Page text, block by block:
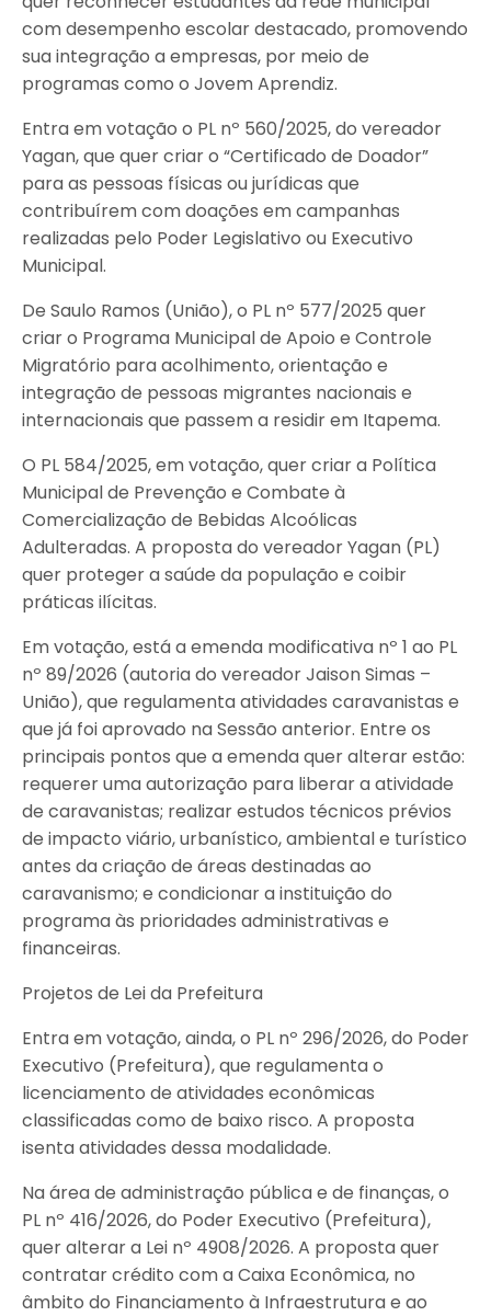
com desempenho escolar destacado, promovendo
sua integração a empresas, por meio de
programas como o Jovem Aprendiz.
Entra em votação o PL nº 560/2025, do vereador
Yagan, que quer criar o “Certificado de Doador”
para as pessoas físicas ou jurídicas que
contribuírem com doações em campanhas
realizadas pelo Poder Legislativo ou Executivo
Municipal.
De Saulo Ramos (União), o PL nº 577/2025 quer
criar o Programa Municipal de Apoio e Controle
Migratório para acolhimento, orientação e
integração de pessoas migrantes nacionais e
internacionais que passem a residir em Itapema.
O PL 584/2025, em votação, quer criar a Política
Municipal de Prevenção e Combate à
Comercialização de Bebidas Alcoólicas
Adulteradas. A proposta do vereador Yagan (PL)
quer proteger a saúde da população e coibir
práticas ilícitas.
Em votação, está a emenda modificativa nº 1 ao PL
nº 89/2026 (autoria do vereador Jaison Simas –
União), que regulamenta atividades caravanistas e
que já foi aprovado na Sessão anterior. Entre os
principais pontos que a emenda quer alterar estão:
requerer uma autorização para liberar a atividade
de caravanistas; realizar estudos técnicos prévios
de impacto viário, urbanístico, ambiental e turístico
antes da criação de áreas destinadas ao
caravanismo; e condicionar a instituição do
programa às prioridades administrativas e
financeiras.
Projetos de Lei da Prefeitura
Entra em votação, ainda, o PL nº 296/2026, do Poder
Executivo (Prefeitura), que regulamenta o
licenciamento de atividades econômicas
classificadas como de baixo risco. A proposta
isenta atividades dessa modalidade.
Na área de administração pública e de finanças, o
PL nº 416/2026, do Poder Executivo (Prefeitura),
quer alterar a Lei nº 4908/2026. A proposta quer
contratar crédito com a Caixa Econômica, no
âmbito do Financiamento à Infraestrutura e ao